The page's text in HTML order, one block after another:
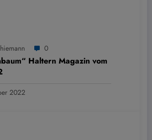
0
Haltern Magazin vom
2022